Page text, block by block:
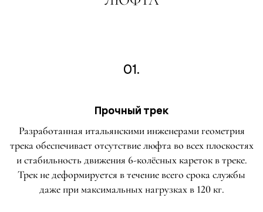
01.
Прочный трек
Разработанная итальянскими инженерами геометрия
трека обеспечивает отсутствие люфта во всех плоскостях
и стабильность движения 6-колёсных кареток в треке.
Трек не деформируется в течение всего срока службы
даже при максимальных нагрузках в 120 кг.